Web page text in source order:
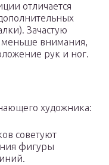
отличается
Зачастую
меньше внимания,
рук и ног.
художника:
советуют
фигуры